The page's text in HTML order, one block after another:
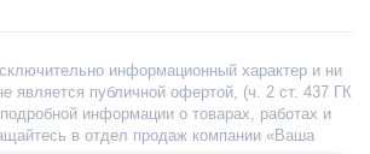
информационный характер и ни
является публичной офертой, (ч. 2 ст. 437 ГК
информации о товарах, работах и
в отдел продаж компании «Ваша